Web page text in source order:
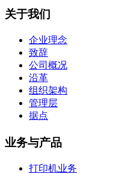
关于我们
企业理念
致辞
公司概况
沿革
组织架构
管理层
据点
业务与产品
打印机业务